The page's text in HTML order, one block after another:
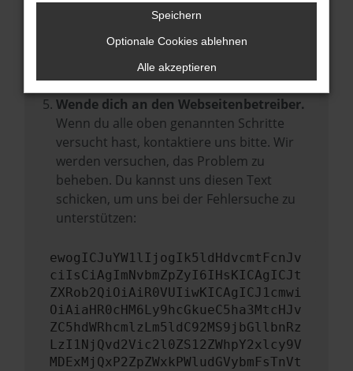
Veraltete Software birgt nicht nur ein
Sicherheitsrisiko, sondern kann auch dazu
führen, dass bestimmte Funktionen nicht
mehr unterstützt werden.
Wende dich an den Webseitenbetreiber.
Wenn du alle oben genannten Schritte
versucht hast, kontaktiere uns bitte. Wir
werden versuchen, das Problem zu
beheben. Du kannst uns diesen Text
schicken, um uns bei der Fehlersuche zu
unterstützen:
ewogICJuYW1lIjogIk5ldHdvcmtFcnJv
ciIsCiAgImNvbmZpZyI6IHsKICAgICJt
ZXRob2QiOiAiR0VUIiwKICAgICJ1cmwi
OiAiaHR0cHM6Ly9hcGkueC5ha3MtcHJv
ZC5hdWRhcmlzLm5ldC92MS9jbGllbnRz
LzI1NjQvd2Vic2l0ZS12ZWhpY2xlcy9V
MDExMjQxP2ZpZWxkPWludGVybmFsTnVt
Speichern
Optionale Cookies ablehnen
Alle akzeptieren